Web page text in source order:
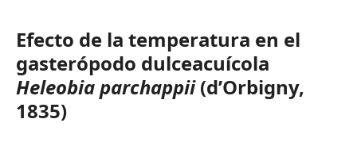
Efecto de la temperatura en el
gasterópodo dulceacuícola
Heleobia parchappii(d’Orbigny,
1835)